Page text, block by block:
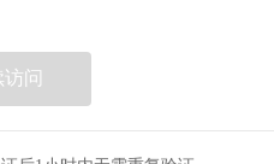
问